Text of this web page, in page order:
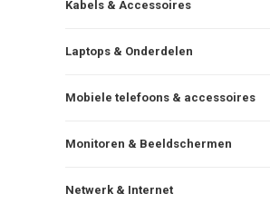
Kabels & Accessoires
Laptops & Onderdelen
Mobiele telefoons & accessoires
Monitoren & Beeldschermen
Netwerk & Internet